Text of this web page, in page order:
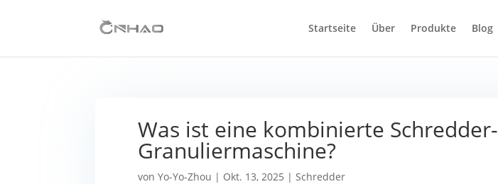
Startseite Über Produkte Blog
Was ist eine kombinierte Schredder-
Granuliermaschine?
vonYo-Yo-Zhou | Okt. 13, 2025 |Schredder